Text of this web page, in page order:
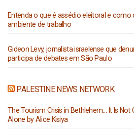
Entenda o que é assédio eleitoral e como
ambiente de trabalho
Gideon Levy, jornalista israelense que
participa de debates em São Paulo
PALESTINE NEWS NETWORK
The Tourism Crisis in Bethlehem… It Is
Alone by Alice Kisiya